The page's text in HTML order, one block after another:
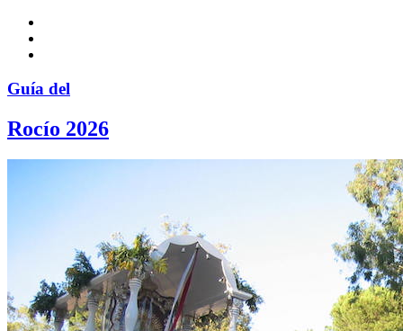
Guía del
Rocío 2026